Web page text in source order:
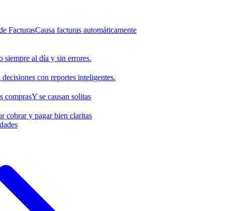
FacturasCausa facturas automáticamente
siempre al día y sin errores.
decisiones con reportes inteligentes.
comprasY se causan solitas
cobrar y pagar bien claritas